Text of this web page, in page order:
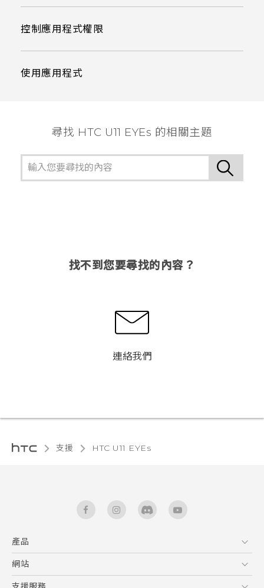
控制應用程式權限
使用應用程式
尋找 HTC U11 EYEs 的相關主題
找不到您要尋找的內容？
連絡我們
支援 HTC U11 EYEs‎
產品
5G
智能手機
網站
HTC Dev